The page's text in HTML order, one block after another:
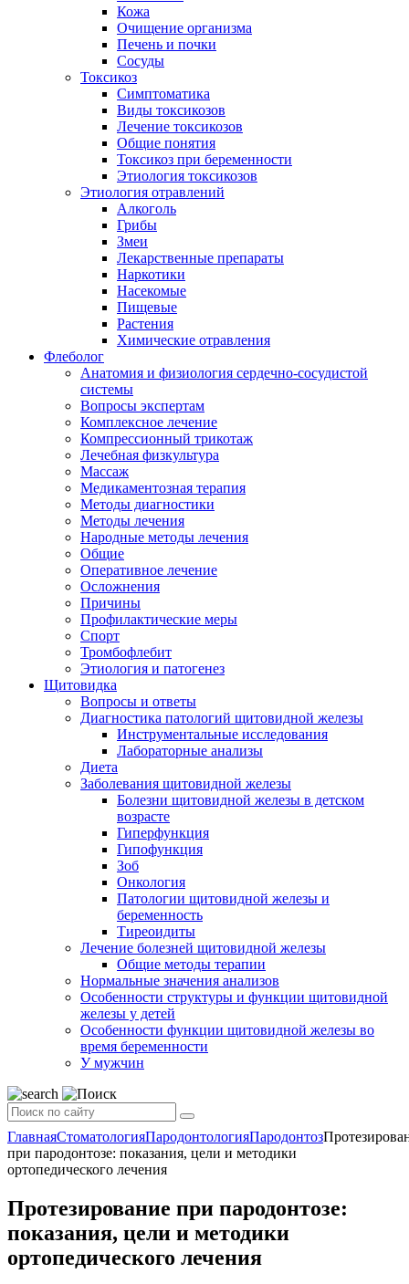
Кожа
Очищение организма
Печень и почки
Сосуды
Токсикоз
Cимптоматика
Виды токсикозов
Лечение токсикозов
Общие понятия
Токсикоз при беременности
Этиология токсикозов
Этиология отравлений
Алкоголь
Грибы
Змеи
Лекарственные препараты
Наркотики
Насекомые
Пищевые
Растения
Химические отравления
Флеболог
Анатомия и физиология сердечно-сосудистой
системы
Вопросы экспертам
Комплексное лечение
Компрессионный трикотаж
Лечебная физкультура
Массаж
Медикаментозная терапия
Методы диагностики
Методы лечения
Народные методы лечения
Общие
Оперативное лечение
Осложнения
Причины
Профилактические меры
Спорт
Тромбофлебит
Этиология и патогенез
Щитовидка
Вопросы и ответы
Диагностика патологий щитовидной железы
Инструментальные исследования
Лабораторные анализы
Диета
Заболевания щитовидной железы
Болезни щитовидной железы в детском
возрасте
Гиперфункция
Гипофункция
Зоб
Онкология
Патологии щитовидной железы и
беременность
Тиреоидиты
Лечение болезней щитовидной железы
Общие методы терапии
Нормальные значения анализов
Особенности структуры и функции щитовидной
железы у детей
Особенности функции щитовидной железы во
время беременности
У мужчин
ГлавнаяСтоматологияПародонтологияПародонтоз
при пародонтозе: показания, цели и методики
ортопедического лечения
Протезирование при пародонтозе:
показания, цели и методики
ортопедического лечения